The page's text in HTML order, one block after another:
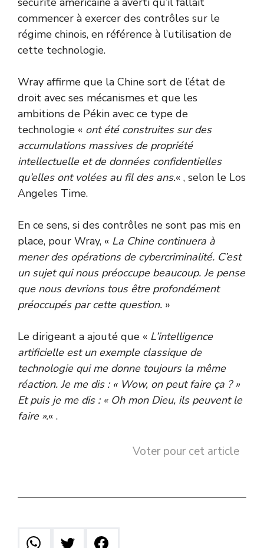
commencer à exercer des contrôles sur le
régime chinois, en référence à l’utilisation de
cette technologie.
Wray affirme que la Chine sort de l’état de
droit avec ses mécanismes et que les
ambitions de Pékin avec ce type de
technologie « ont été construites sur des
accumulations massives de propriété
intellectuelle et de données confidentielles
qu’elles ont volées au fil des ans.« , selon le Los
Angeles Time.
En ce sens, si des contrôles ne sont pas mis en
place, pour Wray, « La Chine continuera à
mener des opérations de cybercriminalité. C’est
un sujet qui nous préoccupe beaucoup. Je pense
que nous devrions tous être profondément
préoccupés par cette question. »
Le dirigeant a ajouté que « L’intelligence
artificielle est un exemple classique de
technologie qui me donne toujours la même
réaction. Je me dis : « Wow, on peut faire ça ? »
Et puis je me dis : « Oh mon Dieu, ils peuvent le
faire ».« .
Voter pour cet article